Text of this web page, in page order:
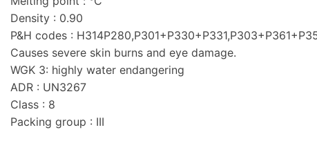
Density : 0.90
P&H codes :
Causes severe skin burns and eye damage.
WGK 3: highly water endangering
ADR : UN3267
Class : 8
Packing group : III